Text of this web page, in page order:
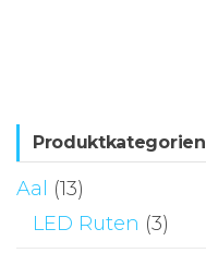
Produktkategorien
Aal
(13)
LED Ruten (3)